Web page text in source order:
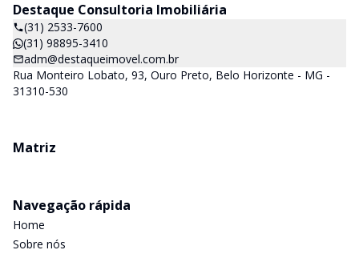
Destaque Consultoria Imobiliária
(31) 2533-7600
(31) 98895-3410
adm@destaqueimovel.com.br
Rua Monteiro Lobato, 93, Ouro Preto, Belo Horizonte - MG -
31310-530
Matriz
Navegação rápida
Home
Sobre nós